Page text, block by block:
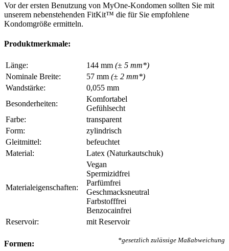
Vor der ersten Benutzung von MyOne-Kondomen sollten Sie mit
unserem nebenstehenden FitKit™ die für Sie empfohlene
Kondomgröße ermitteln.
Produktmerkmale:
Länge: 144 mm (± 5 mm*)
Nominale Breite:
57 mm (± 2 mm*)
Wandstärke:
0,055 mm
Besonderheiten:
Komfortabel
Gefühlsecht
Farbe:
transparent
Form:
zylindrisch
Gleitmittel:
befeuchtet
Material:
Latex (Naturkautschuk)
Materialeigenschaften:
Vegan
Spermizidfrei
Parfümfrei
Geschmacksneutral
Farbstofffrei
Benzocainfrei
Reservoir:
mit Reservoir
*gesetzlich zulässige Maßabweichung
Formen: